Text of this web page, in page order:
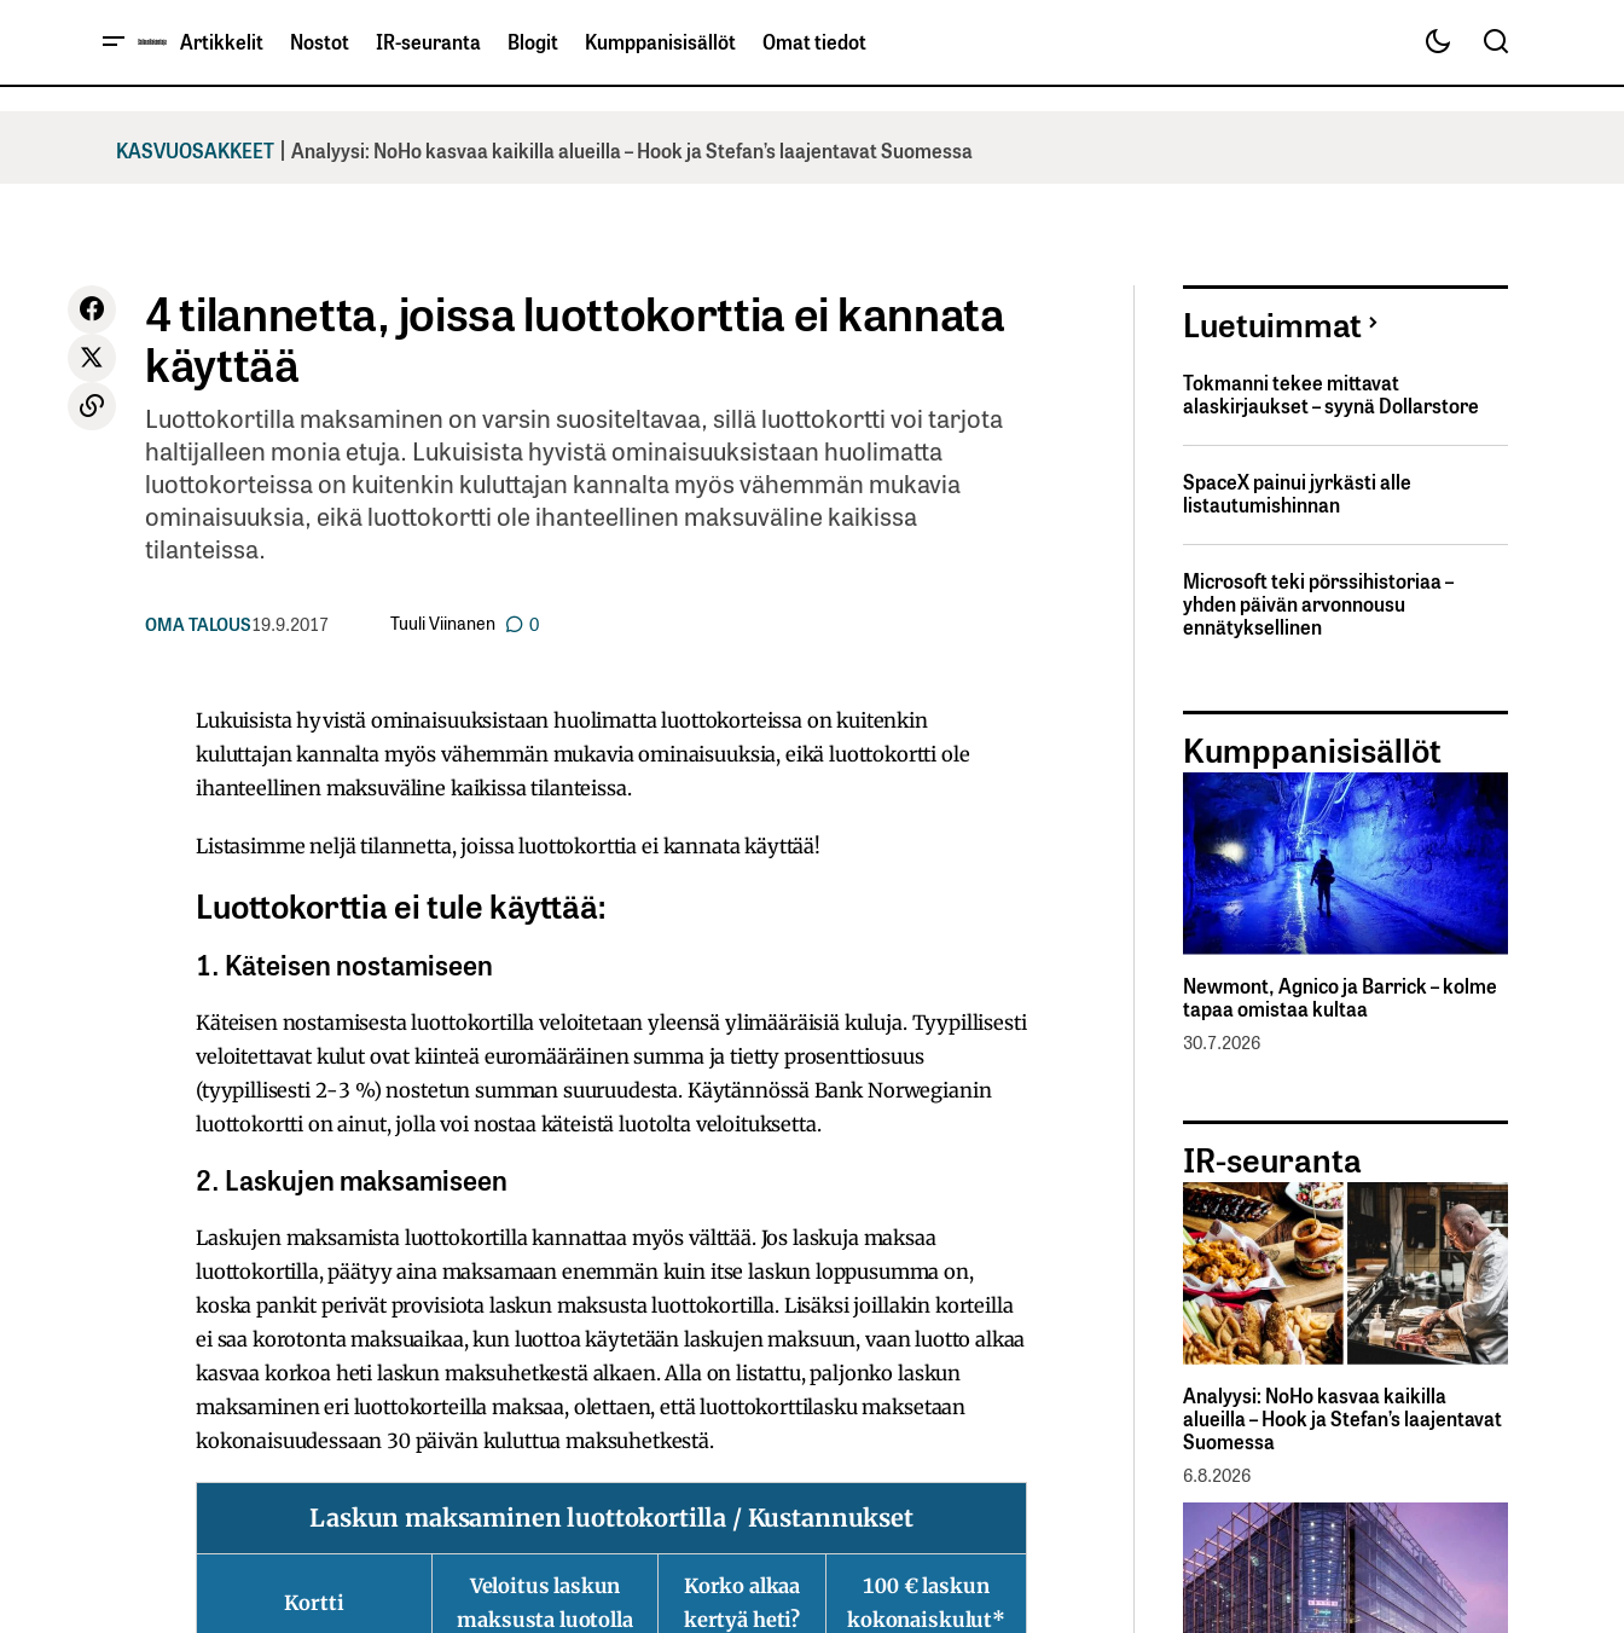
Artikkelit Nostot IR-seuranta Blogit Kumppanisisällöt Omat tiedot
KASVUOSAKKEET | Analyysi: NoHo kasvaa kaikilla alueilla – Hook ja Stefan’s laajentavat Suomessa
4 tilannetta, joissa luottokorttia ei kannata
käyttää
Luottokortilla maksaminen on varsin suositeltavaa, sillä luottokortti voi tarjota
haltijalleen monia etuja. Lukuisista hyvistä ominaisuuksistaan huolimatta
luottokorteissa on kuitenkin kuluttajan kannalta myös vähemmän mukavia
ominaisuuksia, eikä luottokortti ole ihanteellinen maksuväline kaikissa
tilanteissa.
OMA TALOUS19.9.2017 Tuuli Viinanen 0
Lukuisista hyvistä ominaisuuksistaan huolimatta luottokorteissa on kuitenkin
kuluttajan kannalta myös vähemmän mukavia ominaisuuksia, eikä luottokortti ole
ihanteellinen maksuväline kaikissa tilanteissa.
Listasimme neljä tilannetta, joissa luottokorttia ei kannata käyttää!
Luottokorttia ei tule käyttää:
1. Käteisen nostamiseen
Käteisen nostamisesta luottokortilla veloitetaan yleensä ylimääräisiä kuluja. Tyypillisesti
veloitettavat kulut ovat kiinteä euromääräinen summa ja tietty prosenttiosuus
(tyypillisesti 2-3 %) nostetun summan suuruudesta. Käytännössä Bank Norwegianin
luottokortti on ainut, jolla voi nostaa käteistä luotolta veloituksetta.
2. Laskujen maksamiseen
Laskujen maksamista luottokortilla kannattaa myös välttää. Jos laskuja maksaa
luottokortilla, päätyy aina maksamaan enemmän kuin itse laskun loppusumma on,
koska pankit perivät provisiota laskun maksusta luottokortilla. Lisäksi joillakin korteilla
ei saa korotonta maksuaikaa, kun luottoa käytetään laskujen maksuun, vaan luotto alkaa
kasvaa korkoa heti laskun maksuhetkestä alkaen. Alla on listattu, paljonko laskun
maksaminen eri luottokorteilla maksaa, olettaen, että luottokorttilasku maksetaan
kokonaisuudessaan 30 päivän kuluttua maksuhetkestä.
Laskun maksaminen luottokortilla / Kustannukset
Kortti
Veloitus laskun
maksusta luotolla
Korko alkaa
kertyä heti?
100 € laskun
kokonaiskulut*
Luetuimmat
Tokmanni tekee mittavat
alaskirjaukset – syynä Dollarstore
SpaceX painui jyrkästi alle
listautumishinnan
Microsoft teki pörssihistoriaa –
yhden päivän arvonnousu
ennätyksellinen
Kumppanisisällöt
Newmont, Agnico ja Barrick – kolme
tapaa omistaa kultaa
30.7.2026
IR-seuranta
Analyysi: NoHo kasvaa kaikilla
alueilla – Hook ja Stefan’s laajentavat
Suomessa
6.8.2026